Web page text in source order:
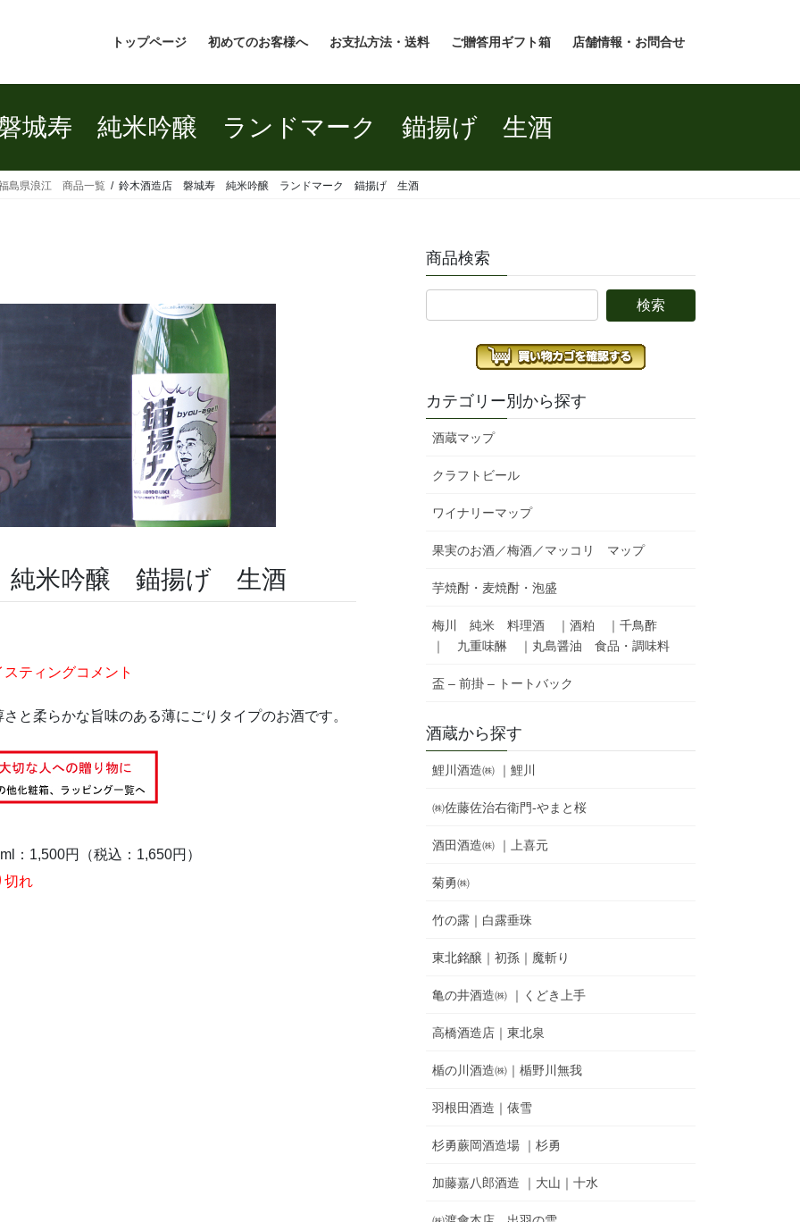
トップページ 初めてのお客様へ お支払方法・送料 ご贈答用ギフト箱 店舗情報・お問合せ
城寿 純米吟醸 ランドマーク 錨揚げ 生酒
島県浪江 商品一覧 鈴木酒造店 磐城寿 純米吟醸 ランドマーク 錨揚げ 生酒
米吟醸 錨揚げ 生酒
スティングコメント
さと柔らかな旨味のある薄にごりタイプのお酒です。
：1,500円（税込：1,650円）
切れ
商品検索
カテゴリー別から探す
酒蔵マップ
クラフトビール
ワイナリーマップ
果実のお酒／梅酒／マッコリ マップ
芋焼酎・麦焼酎・泡盛
梅川 純米 料理酒 ｜酒粕 ｜千鳥酢
｜ 九重味醂 ｜丸島醤油 食品・調味料
盃 – 前掛 – トートバック
酒蔵から探す
鯉川酒造㈱ ｜鯉川
㈱佐藤佐治右衛門-やまと桜
酒田酒造㈱ ｜上喜元
菊勇㈱
竹の露｜白露垂珠
東北銘醸｜初孫｜魔斬り
亀の井酒造㈱ ｜くどき上手
高橋酒造店｜東北泉
楯の川酒造㈱｜楯野川無我
羽根田酒造｜俵雪
杉勇蕨岡酒造場 ｜杉勇
加藤嘉八郎酒造 ｜大山｜十水